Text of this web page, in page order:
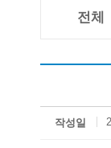
전체
작성일